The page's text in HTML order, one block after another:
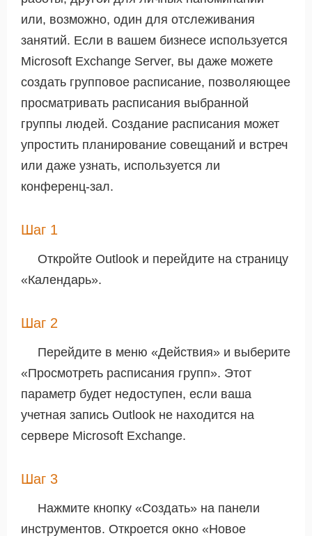
или, возможно, один для отслеживания
занятий. Если в вашем бизнесе используется
Microsoft Exchange Server, вы даже можете
создать групповое расписание, позволяющее
просматривать расписания выбранной
группы людей. Создание расписания может
упростить планирование совещаний и встреч
или даже узнать, используется ли
конференц-зал.
Шаг 1
Откройте Outlook и перейдите на страницу
«Календарь».
Шаг 2
Перейдите в меню «Действия» и выберите
«Просмотреть расписания групп». Этот
параметр будет недоступен, если ваша
учетная запись Outlook не находится на
сервере Microsoft Exchange.
Шаг 3
Нажмите кнопку «Создать» на панели
инструментов. Откроется окно «Новое